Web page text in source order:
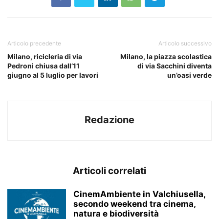
Articolo precedente
Milano, ricicleria di via
Pedroni chiusa dall’11
giugno al 5 luglio per lavori
Articolo successivo
Milano, la piazza scolastica
di via Sacchini diventa
un’oasi verde
Redazione
Articoli correlati
CinemAmbiente in Valchiusella,
secondo weekend tra cinema,
natura e biodiversità